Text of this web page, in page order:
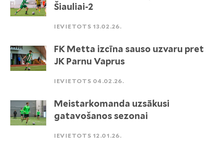
Šiauliai-2
IEVIETOTS 13.02.26.
FK Metta izcīna sauso uzvaru pret
JK Parnu Vaprus
IEVIETOTS 04.02.26.
Meistarkomanda uzsākusi
gatavošanos sezonai
IEVIETOTS 12.01.26.